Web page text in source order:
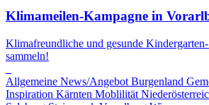
Klimameilen-Kampagne in
Klimafreundliche und gesunde
sammeln!
Allgemeine News/Angebot Burgenland
Inspiration Kärnten Moblilität